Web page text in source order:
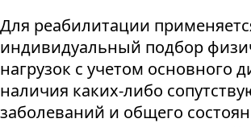
Для реабилитации
индивидуальный подбор
нагрузок с учетом основного
наличия каких-либо
заболеваний и общего